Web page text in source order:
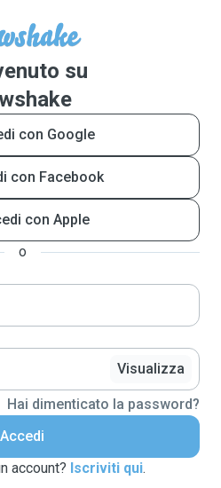
su
con Google
con Facebook
con Apple
o
Visualizza
Hai dimenticato la password?
Accedi
account? Iscriviti qui.